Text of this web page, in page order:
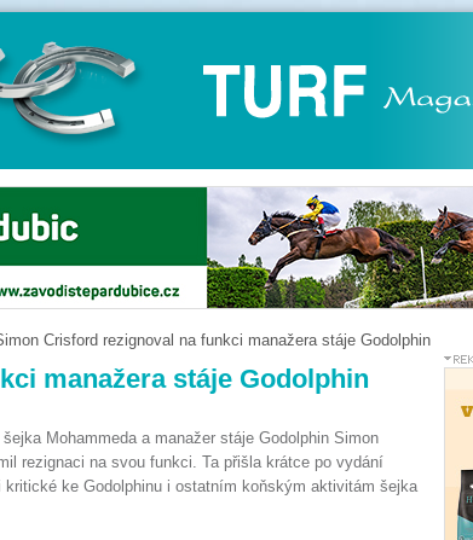
Crisford rezignoval na funkci manažera stáje Godolphin
manažera stáje Godolphin
Mohammeda a manažer stáje Godolphin Simon
rezignaci na svou funkci. Ta přišla krátce po vydání
ke Godolphinu i ostatním koňským aktivitám šejka